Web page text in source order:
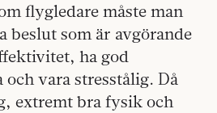
flygledare måste man
beslut som är avgörande
ha god
och vara stresstålig. Då
extremt bra fysik och